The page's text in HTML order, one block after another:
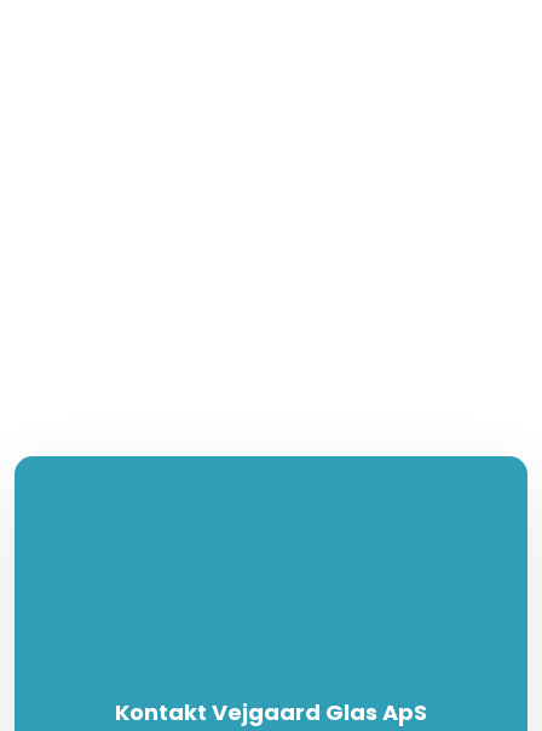
Kontakt Vejgaard Glas ApS​